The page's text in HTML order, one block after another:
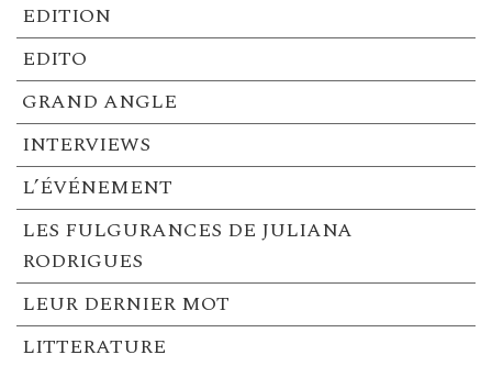
EDITION
EDITO
GRAND ANGLE
INTERVIEWS
L’ÉVÉNEMENT
LES FULGURANCES DE JULIANA
RODRIGUES
LEUR DERNIER MOT
LITTERATURE